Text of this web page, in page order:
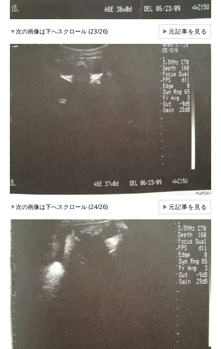
▼次の画像は下へスクロール (23/26) ▶元記事を見る
▼次の画像は下へスクロール (24/26) ▶元記事を見る